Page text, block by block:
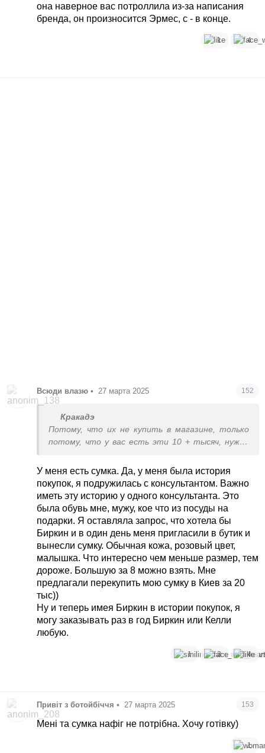
Такі сумки це про статус. Чомусь люди з
бабками стоять в черзі за сумками за 40000 дол,
она наверное вас потроллила из-за написания
бренда, он произносится Эрмес, с - в конце.
1 4
Всюди влазю • 27 марта 2025 152
Кракадэ
Потому, что их не купить в магазине, только
потому, что у вас есть эти 10 + тысяч, нужна
Потому, их те кто может - выкупают и
перепродают. Ну и есть эксклюзивные модели,
лимитированные, из стоимость может быть
свыше 100 тыс. Ну а если вы принцесса какая
или звезда мировой величины, Хермес может
лично тебе сшить сумку и вынести в синей
коробке, и именно это и считается роскошью и
эксклюзивом.
У меня есть сумка. Да, у меня была история
покупок, я подружилась с консультантом. Важно
иметь эту историю у одного консультанта. Это
была обувь мне, мужу, кое что из посуды на
подарки. Я оставляла запрос, что хотела бы
Биркин и в один день меня пригласили в бутик и
вынесли сумку. Обычная кожа, розовый цвет,
малышка. Что интересно чем меньше размер, тем
дороже. Большую за 8 можно взять. Мне
предлагали перекупить мою сумку в Киев за 20
тыс))
Ну и теперь имея Биркин в истории покупок, я
могу заказывать раз в год Биркин или Келли
любую.
1 3 4
Привіт з ботойбіччя • 27 марта 2025 153
Мені та сумка нафіг не потрібна. Хочу готівку)
1